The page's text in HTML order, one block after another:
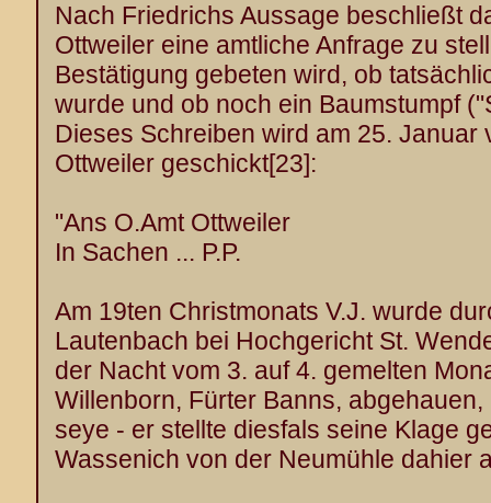
Nach Friedrichs Aussage beschließt
Ottweiler eine amtliche Anfrage zu
Bestätigung gebeten wird, ob
wurde und ob noch ein Baumstumpf
Dieses Schreiben wird am 25. Januar
Ottweiler geschickt[23]:
"Ans O.Amt Ottweiler
In Sachen ... P.P.
Am 19ten Christmonats V.J. wurde
Lautenbach bei Hochgericht St.
der Nacht vom 3. auf 4. gemelten
Willenborn, Fürter Banns,
seye - er stellte diesfals seine Klage
Wassenich von der Neumühle dahier